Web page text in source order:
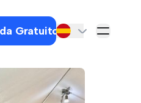
Gratuito